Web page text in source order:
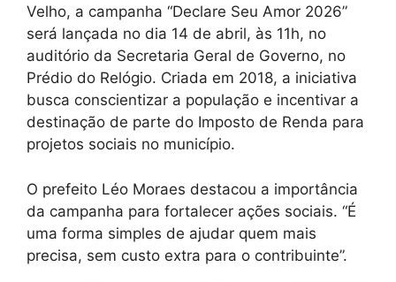
Velho, a campanha “Declare Seu Amor 2026”
será lançada no dia 14 de abril, às 11h, no
auditório da Secretaria Geral de Governo, no
Prédio do Relógio. Criada em 2018, a iniciativa
busca conscientizar a população e incentivar a
destinação de parte do Imposto de Renda para
projetos sociais no município.
O prefeito Léo Moraes destacou a importância
da campanha para fortalecer ações sociais. “É
uma forma simples de ajudar quem mais
precisa, sem custo extra para o contribuinte”.